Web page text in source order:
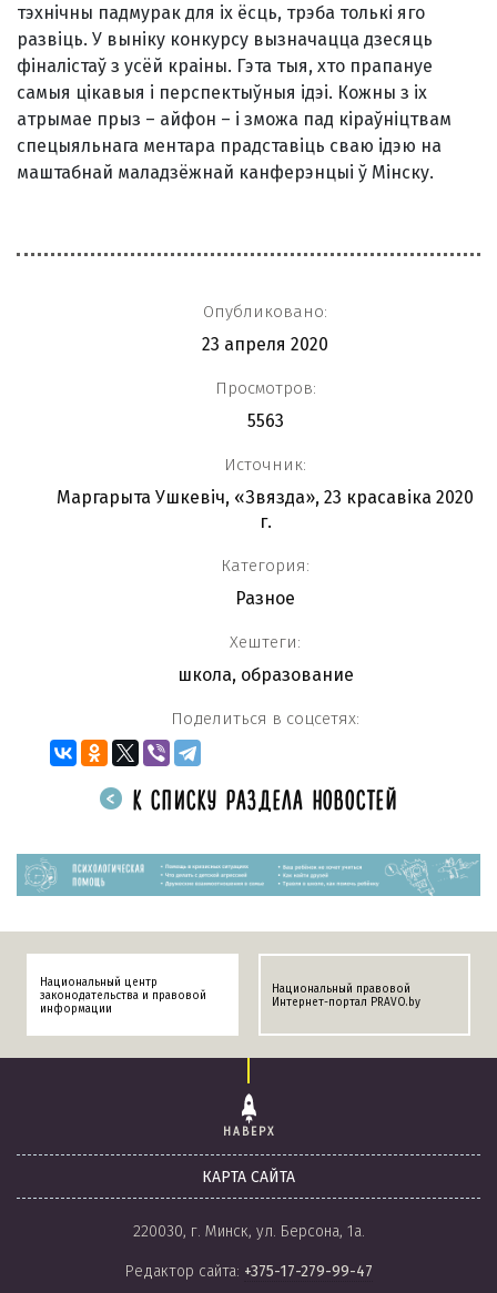
тэхнічны падмурак для іх ёсць, трэба толькі яго
развіць. У выніку конкурсу вызначацца дзесяць
фіналістаў з усёй краіны. Гэта тыя, хто прапануе
самыя цікавыя і перспектыўныя ідэі. Кожны з іх
атрымае прыз – айфон – і зможа пад кіраўніцтвам
спецыяльнага ментара прадставіць сваю ідэю на
маштабнай маладзёжнай канферэнцыі ў Мінску.
Опубликовано:
23 апреля 2020
Просмотров:
5563
Источник:
Маргарыта Ушкевіч, «Звязда», 23 красавіка 2020
г.
Категория:
Разное
Хештеги:
школа, образование
Поделиться в соцсетях:
К СПИСКУ РАЗДЕЛА НОВОСТЕЙ
Национальный центр
законодательства и правовой
информации
Национальный правовой
Интернет-портал PRAVO.by
НАВЕРХ
КАРТА САЙТА
220030, г. Минск, ул. Берсона, 1а.
Редактор сайта: +375-17-279-99-47